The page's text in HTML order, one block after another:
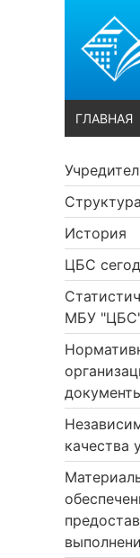
ГЛАВНАЯ
Структура
История
ЦБС
МБУ
качества